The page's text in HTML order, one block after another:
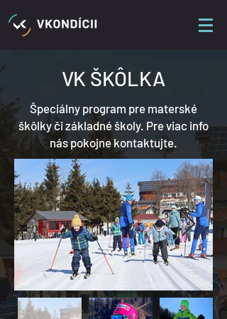
VK ŠKÔLKA
Špeciálny program pre materské
škôlky či základné školy. Pre viac info
nás pokojne kontaktujte.